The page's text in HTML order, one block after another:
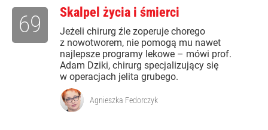
Skalpel życia i śmierci
Jeżeli chirurg źle zoperuje chorego
z nowotworem, nie pomogą mu nawet
najlepsze programy lekowe – mówi prof.
Adam Dziki, chirurg specjalizujący się
w operacjach jelita grubego.
69
Agnieszka Fedorczyk